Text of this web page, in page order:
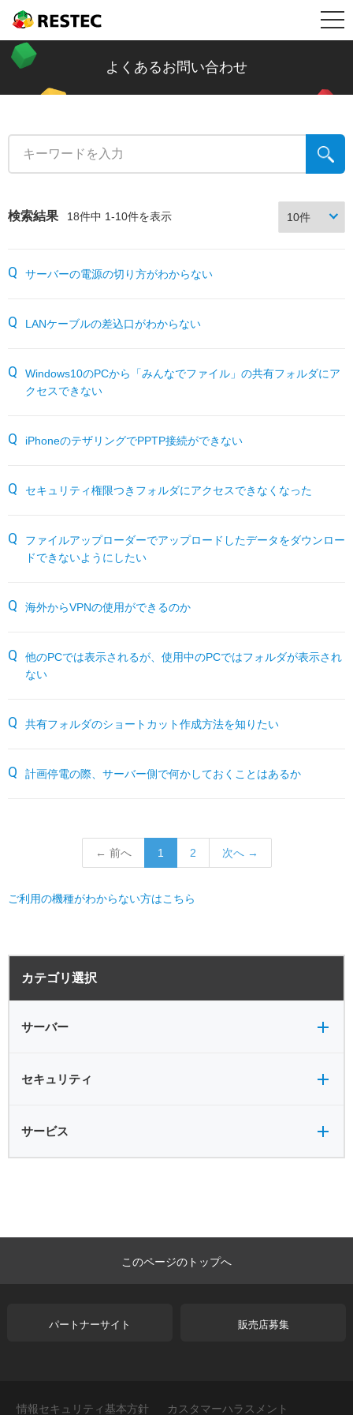
RESTEC
メ
ニ
ュ
ー
製品情報
リステック製品の特長
Restec Security System
DOBERMAN SYSTEM
リステックサポート付きPC
月額サービス
販売終了製品
導入事例
建設業
介護福祉
新着記事一覧
企業の情報漏えい対策
サポート
DOBERMAN SYSTEM保証内容
リモート保守について
よくあるお問い合わせ
パートナーサイト
よくあるお問い合わせ
カテゴリ選択
サーバー
VPN
バックアップ
電源
サーバー全般
セキュリティ
サービス
検索結果 18件中 1-10件を表示
サーバーの電源の切り方がわからない
LANケーブルの差込口がわからない
Windows10のPCから「みんなでファイル」の共有フォルダにア
クセスできない
iPhoneのテザリングでPPTP接続ができない
セキュリティ権限つきフォルダにアクセスできなくなった
ファイルアップローダーでアップロードしたデータをダウンロー
ドできないようにしたい
海外からVPNの使用ができるのか
他のPCでは表示されるが、使用中のPCではフォルダが表示され
ない
共有フォルダのショートカット作成方法を知りたい
計画停電の際、サーバー側で何かしておくことはあるか
← 前へ 1 2 次へ →
ご利用の機種がわからない方はこちら
このページのトップへ
パートナーサイト 販売店募集
情報セキュリティ基本方針 カスタマーハラスメント